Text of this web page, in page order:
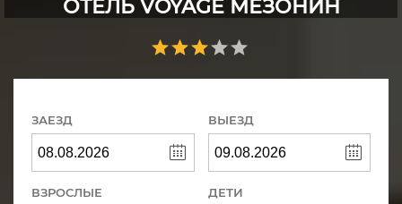
ОТЕЛЬ VOYAGE МЕЗОНИН
ЗАЕЗД ВЫЕЗД
ВЗРОСЛЫЕ ДЕТИ